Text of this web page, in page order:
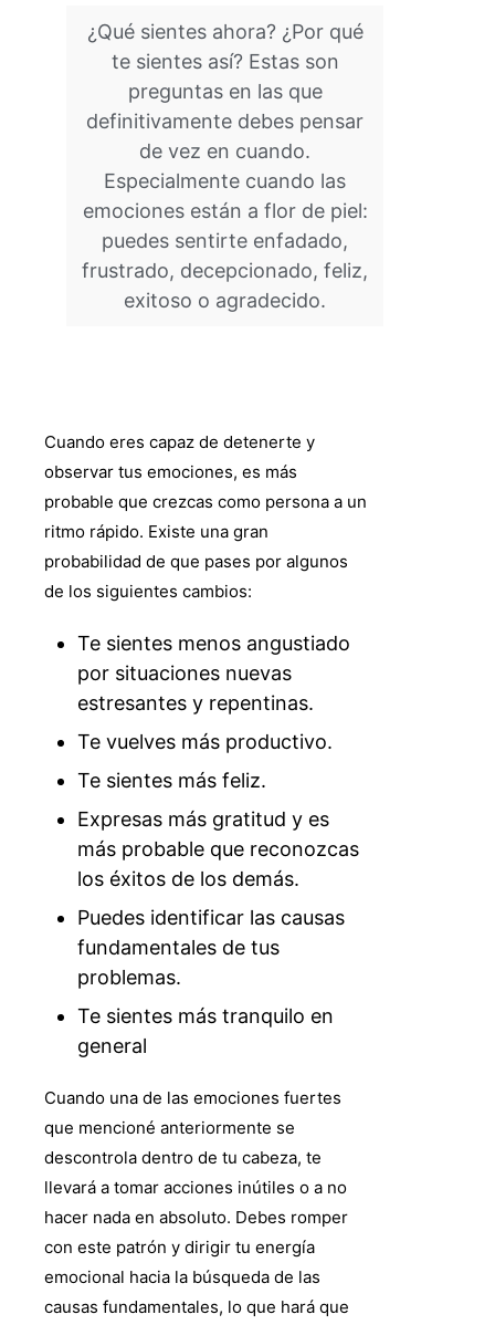
¿Qué sientes ahora? ¿Por qué
te sientes así? Estas son
preguntas en las que
definitivamente debes pensar
de vez en cuando.
Especialmente cuando las
emociones están a flor de piel:
puedes sentirte enfadado,
frustrado, decepcionado, feliz,
exitoso o agradecido.
Cuando eres capaz de detenerte y
observar tus emociones, es más
probable que crezcas como persona a un
ritmo rápido. Existe una gran
probabilidad de que pases por algunos
de los siguientes cambios:
Te sientes menos angustiado
por situaciones nuevas
estresantes y repentinas.
Te vuelves más productivo.
Te sientes más feliz.
Expresas más gratitud y es
más probable que reconozcas
los éxitos de los demás.
Puedes identificar las causas
fundamentales de tus
problemas.
Te sientes más tranquilo en
general
Cuando una de las emociones fuertes
que mencioné anteriormente se
descontrola dentro de tu cabeza, te
llevará a tomar acciones inútiles o a no
hacer nada en absoluto. Debes romper
con este patrón y dirigir tu energía
emocional hacia la búsqueda de las
causas fundamentales, lo que hará que